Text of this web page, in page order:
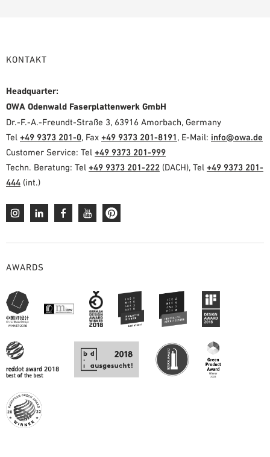
KONTAKT
Headquarter:
OWA Odenwald Faserplattenwerk GmbH
Dr.-F.-A.-Freundt-Straße 3, 63916 Amorbach, Germany
Tel +49 9373 201-0, Fax +49 9373 201-8191, E-Mail: info@owa.de
Customer Service: Tel +49 9373 201-999
Techn. Beratung: Tel +49 9373 201-222 (DACH), Tel +49 9373 201-
444 (int.)
AWARDS